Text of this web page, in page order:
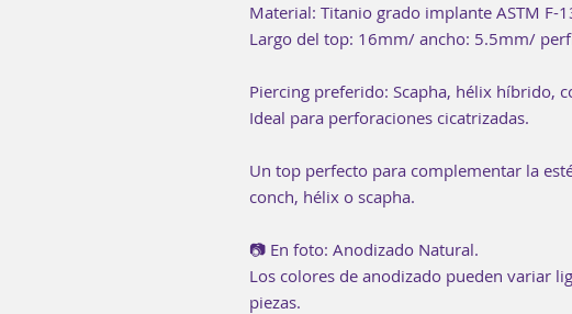
Material: Titanio grado implante ASTM F-
Largo del top: 16mm/ ancho: 5.5mm/
Piercing preferido: Scapha, hélix híbrido,
Ideal para perforaciones cicatrizadas.
Un top perfecto para complementar la
conch, hélix o scapha.
📷 En foto: Anodizado Natural.
Los colores de anodizado pueden variar
piezas.